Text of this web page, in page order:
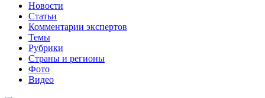
Новости
Статьи
Комментарии экспертов
Темы
Рубрики
Страны и регионы
Фото
Видео